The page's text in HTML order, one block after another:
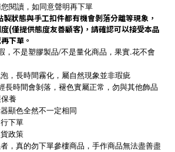
閱讀，如同意聲明再下單
狀態與手工扣件都有機會剝落分離等現象，
(僅提供態度友善顧客)，請確認可以接受本品
下單。
，不是塑膠製品/不是量化商品，果實.花不會
，長時間霧化，屬自然現象並非瑕疵
長時間會剝落，褪色實屬正常，勿與其他飾品
養
顯色全然不一定相同
下單
政策
，真的勿下單參樓商品，手作商品無法盡善盡